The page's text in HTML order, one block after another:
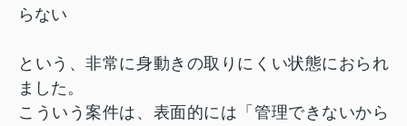
らない
という、非常に身動きの取りにくい状態におられ
ました。
こういう案件は、表面的には「管理できないから